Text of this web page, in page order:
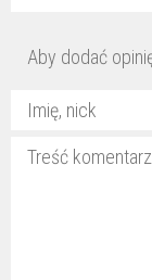
Aby dodać